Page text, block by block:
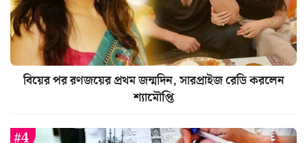
বিয়ের পর রণজয়ের প্রথম জন্মদিন, সারপ্রাইজ রেডি করলেন
শ্যামৌপ্তি